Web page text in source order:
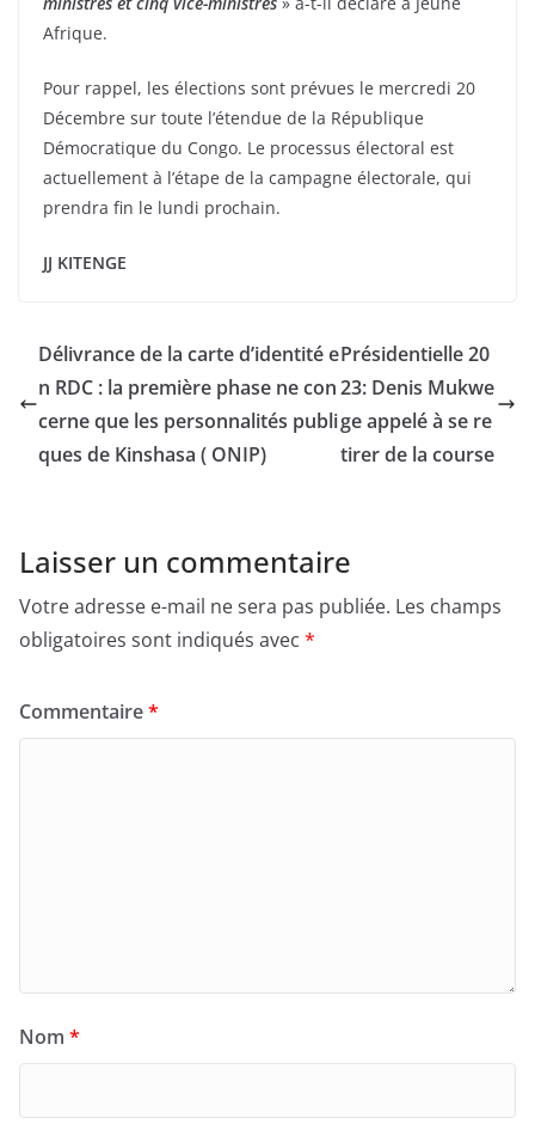
Afrique.
Pour rappel, les élections sont prévues le mercredi 20
Décembre sur toute l’étendue de la République
Démocratique du Congo. Le processus électoral est
actuellement à l’étape de la campagne électorale, qui
prendra fin le lundi prochain.
JJ KITENGE
Délivrance de la carte d’identité e
n RDC : la première phase ne con
cerne que les personnalités publi
ques de Kinshasa ( ONIP)
Présidentielle 20
23: Denis Mukwe
ge appelé à se re
tirer de la course
Laisser un commentaire
Votre adresse e-mail ne sera pas publiée. Les champs
obligatoires sont indiqués avec *
Commentaire*
Nom *